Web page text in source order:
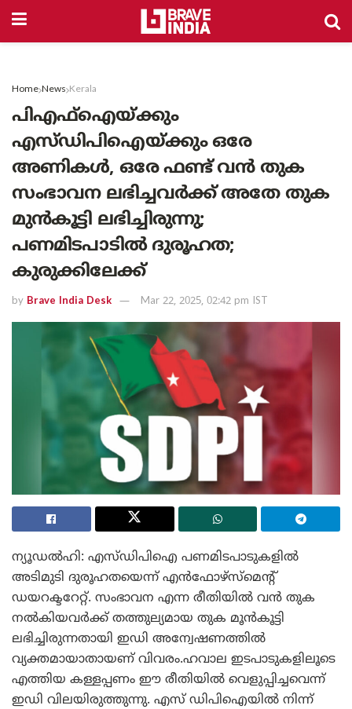
Home News Kerala
പിഎഫ്ഐയ്ക്കും
എസ്ഡിപിഐയ്ക്കും ഒരേ
അണികൾ, ഒരേ ഫണ്ട് വൻ തുക
സംഭാവന ലഭിച്ചവർക്ക് അതേ തുക
മുൻകൂട്ടി ലഭിച്ചിരുന്നു;
പണമിടപാടിൽ ദുരൂഹത;
കുരുക്കിലേക്ക്
by Brave India Desk Mar 22, 2025, 02:42 pm IST
ന്യൂഡൽഹി: എസ്ഡിപിഐ പണമിടപാടുകളിൽ
അടിമുടി ദുരൂഹതയെന്ന് എൻഫോഴ്‌സ്‌മെന്റ്
ഡയറക്ടറേറ്റ്. സംഭാവന എന്ന രീതിയിൽ വൻ തുക
നൽകിയവർക്ക് തത്തുല്യമായ തുക മൂൻകൂട്ടി
ലഭിച്ചിരുന്നതായി ഇഡി അന്വേഷണത്തിൽ
വ്യക്തമായാതായണ് വിവരം.ഹവാല ഇടപാടുകളിലൂടെ
എത്തിയ കള്ളപ്പണം ഈ രീതിയിൽ വെളുപ്പിച്ചവെന്ന്
ഇഡി വിലയിരുത്തുന്നു. എസ് ഡിപിഐയിൽ നിന്ന്